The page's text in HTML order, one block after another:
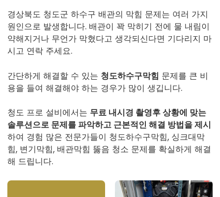
경상북도 청도군 하수구 배관의 막힘 문제는 여러 가지
원인으로 발생합니다. 배관이 꽉 막히기 전에 물 내림이
약해지거나 무언가 막혔다고 생각되신다면 기다리지 마
시고 연락 주세요.
간단하게 해결할 수 있는 청도하수구막힘 문제를 큰 비
용을 들여 해결해야 하는 경우가 많이 생깁니다.
청도 프로 설비에서는 무료 내시경 촬영후 상황에 맞는
솔루션으로 문제를 파악하고 근본적인 해결 방법을 제시
하여 경험 많은 전문가들이 청도하수구막힘, 싱크대막
힘, 변기막힘, 배관막힘 뚫음 청소 문제를 확실하게 해결
해 드립니다.